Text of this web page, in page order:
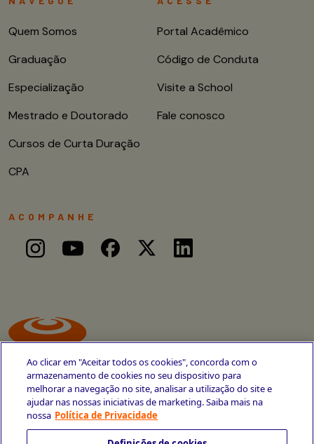
Avenida Cais do Apolo, 77
Quem Somos
Graduação
Especialização
Mestrado e Doutorado
Cursos de Curta Duração
CPA
Portal Acadêmico
Código de Conduta
Visite a School
Fale conosco
ACOMPANHE
Ao clicar em "Aceitar todos os cookies", concorda com o
armazenamento de cookies no seu dispositivo para
melhorar a navegação no site, analisar a utilização do site e
ajudar nas nossas iniciativas de marketing. Saiba mais na
nossa Política de Privacidade